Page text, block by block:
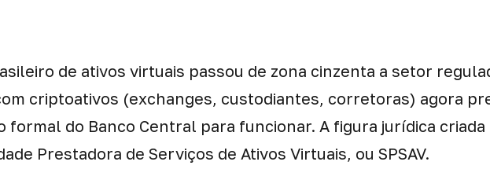
de ativos virtuais passou de zona cinzenta a setor
criptoativos (exchanges, custodiantes, corretoras) agora
formal do Banco Central para funcionar. A figura jurídica criada
Prestadora de Serviços de Ativos Virtuais, ou SPSAV.